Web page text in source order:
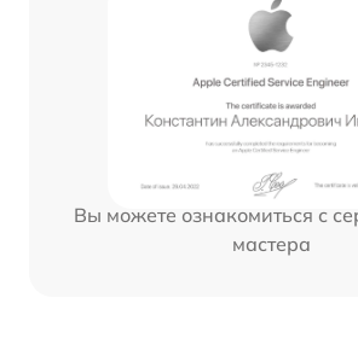
Вы можете ознакомиться с
мастера